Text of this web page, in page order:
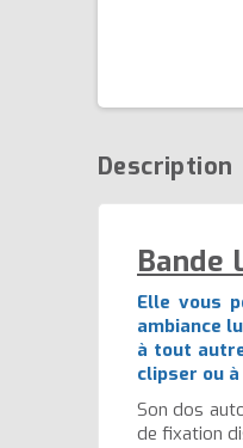
Description
Bande
Elle vous
ambiance
à tout
clipser ou
Son dos
de fixation